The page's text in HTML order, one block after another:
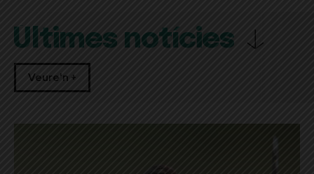
Últimes notícies
Veure'n +